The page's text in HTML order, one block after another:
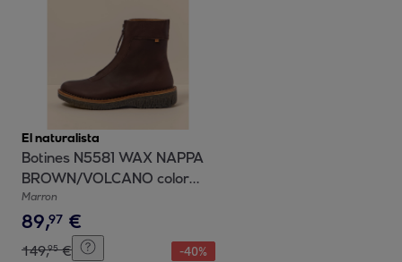
El naturalista
Botines N5581 WAX NAPPA
BROWN/VOLCANO color
Brown
Marron
89,97 €
149,95 € -40%